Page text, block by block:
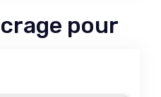
pour